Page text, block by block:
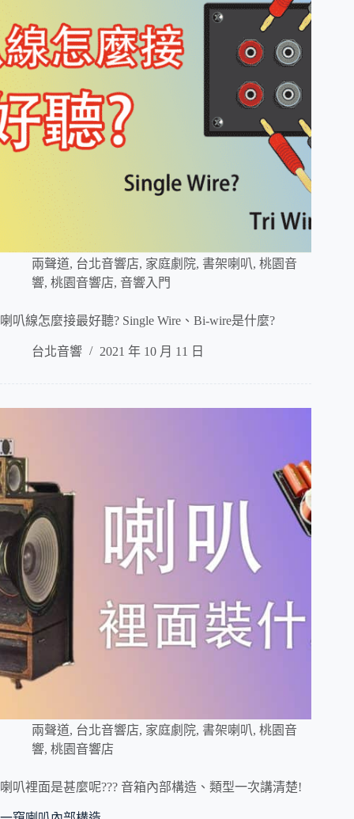
兩聲道, 台北音響店, 家庭劇院, 書架喇叭, 桃園音
響, 桃園音響店, 音響入門
喇叭線怎麼接最好聽? Single Wire、Bi-wire是什麼?
台北音響 2021 年 10 月 11 日
兩聲道, 台北音響店, 家庭劇院, 書架喇叭, 桃園音
響, 桃園音響店
喇叭裡面是甚麼呢??? 音箱內部構造、類型一次講清楚!